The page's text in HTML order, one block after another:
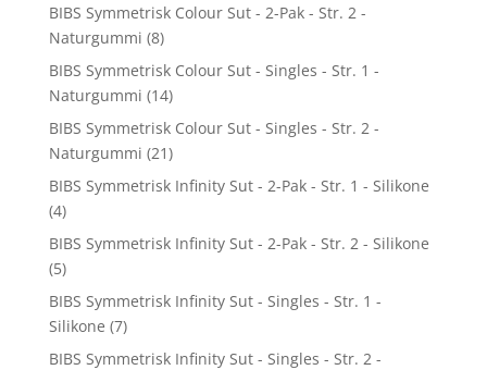
BIBS Symmetrisk Colour Sut - 2-Pak - Str. 2 -
Naturgummi (8)
BIBS Symmetrisk Colour Sut - Singles - Str. 1 -
Naturgummi (14)
BIBS Symmetrisk Colour Sut - Singles - Str. 2 -
Naturgummi (21)
BIBS Symmetrisk Infinity Sut - 2-Pak - Str. 1 - Silikone
(4)
BIBS Symmetrisk Infinity Sut - 2-Pak - Str. 2 - Silikone
(5)
BIBS Symmetrisk Infinity Sut - Singles - Str. 1 -
Silikone (7)
BIBS Symmetrisk Infinity Sut - Singles - Str. 2 -